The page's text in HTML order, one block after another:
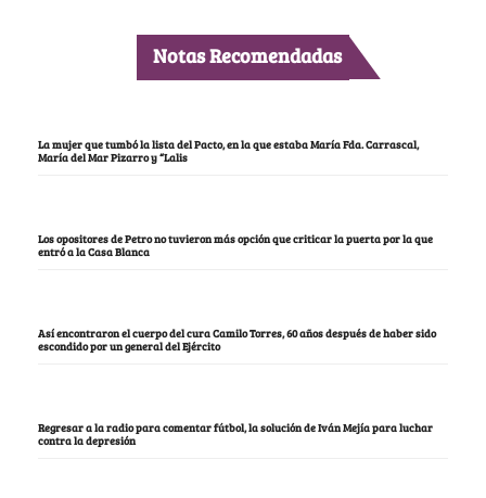
Notas Recomendadas
La mujer que tumbó la lista del Pacto, en la que estaba María Fda. Carrascal,
María del Mar Pizarro y “Lalis
Los opositores de Petro no tuvieron más opción que criticar la puerta por la que
entró a la Casa Blanca
Así encontraron el cuerpo del cura Camilo Torres, 60 años después de haber sido
escondido por un general del Ejército
Regresar a la radio para comentar fútbol, la solución de Iván Mejía para luchar
contra la depresión